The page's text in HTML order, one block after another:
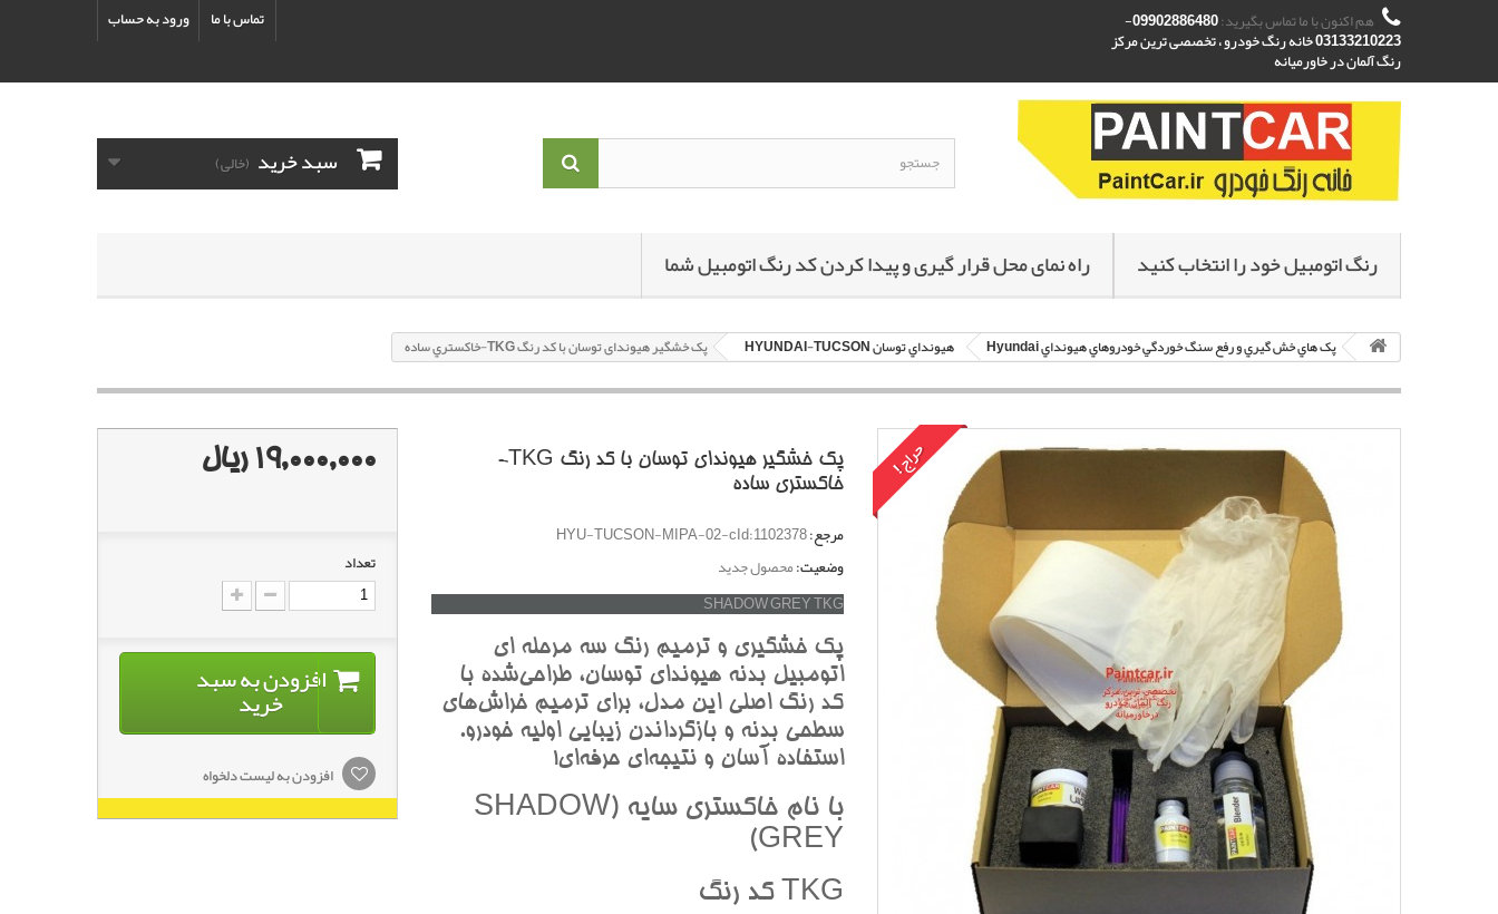
ورود به حساب تماس با ما هم اکنون با ما تماس بگیرید: 09902886480-
03133210223 خانه رنگ خودرو ، تخصصی ترین مرکز
رنگ آلمان در خاورمیانه
سبد خرید (خالی)
رنگ اتومبیل خود را انتخاب کنید راه نمای محل قرار گیری و پیدا کردن کد رنگ اتومبیل شما
پک هاي خش گيري و رفع سنگ خوردگي خودروهاي هيونداي Hyundai هيونداي توسان HYUNDAI-TUCSON پک خشگير هیوندای توسان با کد رنگ TKG-خاکستري ساده
حراج!
پک خشگير هیوندای توسان با کد رنگ TKG-
خاکستري ساده
مرجع:HYU-TUCSON-MIPA-02-cId:1102378
وضعیت:محصول جدید
SHADOW GREY TKG
پک خشگيري و ترميم رنگ سه مرحله اي
اتومبيل بدنه هيونداي توسان، طراحي‌شده با
کد رنگ اصلي اين مدل، براي ترميم خراش‌هاي
سطحي بدنه و بازگرداندن زيبايي اوليه خودرو.
استفاده آسان و نتيجه‌اي حرفه‌اي!
با نام خاکستري سايه (SHADOW
GREY)
TKG کد رنگ
19,000,000 ریال
تعداد
افزودن به سبد
خرید
افزودن به لیست دلخواه